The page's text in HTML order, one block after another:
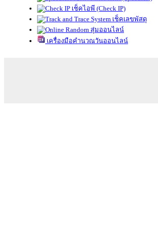
เช็คไอพี (Check IP)
เช็คเลขพัสดุ
สุ่มออนไลน์
เครื่องมือคำนวณวันออนไลน์